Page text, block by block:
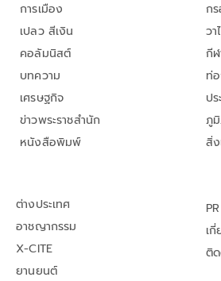
การเมือง
เปลว สีเงิน
คอลัมนิสต์
บทความ
เศรษฐกิจ
ข่าวพระราชสำนัก
หนังสือพิมพ์
ก
วา
กี
ท่
ป
ภู
สิ่
ต่างประเทศ
อาชญากรรม
X-CITE
ยานยนต์
เกี่
ติ